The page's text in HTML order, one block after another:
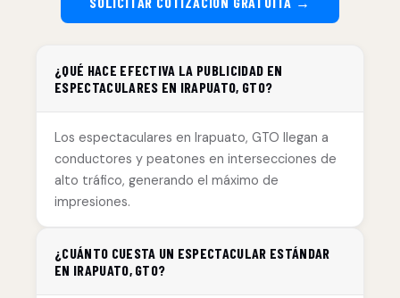
¿QUÉ HACE EFECTIVA LA PUBLICIDAD EN
ESPECTACULARES EN IRAPUATO, GTO?
Los espectaculares en Irapuato, GTO llegan a
conductores y peatones en intersecciones de
alto tráfico, generando el máximo de
impresiones.
¿CUÁNTO CUESTA UN ESPECTACULAR ESTÁNDAR
EN IRAPUATO, GTO?